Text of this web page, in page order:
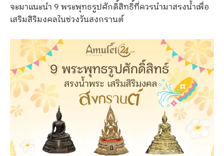
จะมาแนะนำ 9 พระพุทธรูปศักดิ์สิทธิ์ที่ควรนำมาสรงน้ำเพื่อ
เสริมสิริมงคลในช่วงวันสงกรานต์